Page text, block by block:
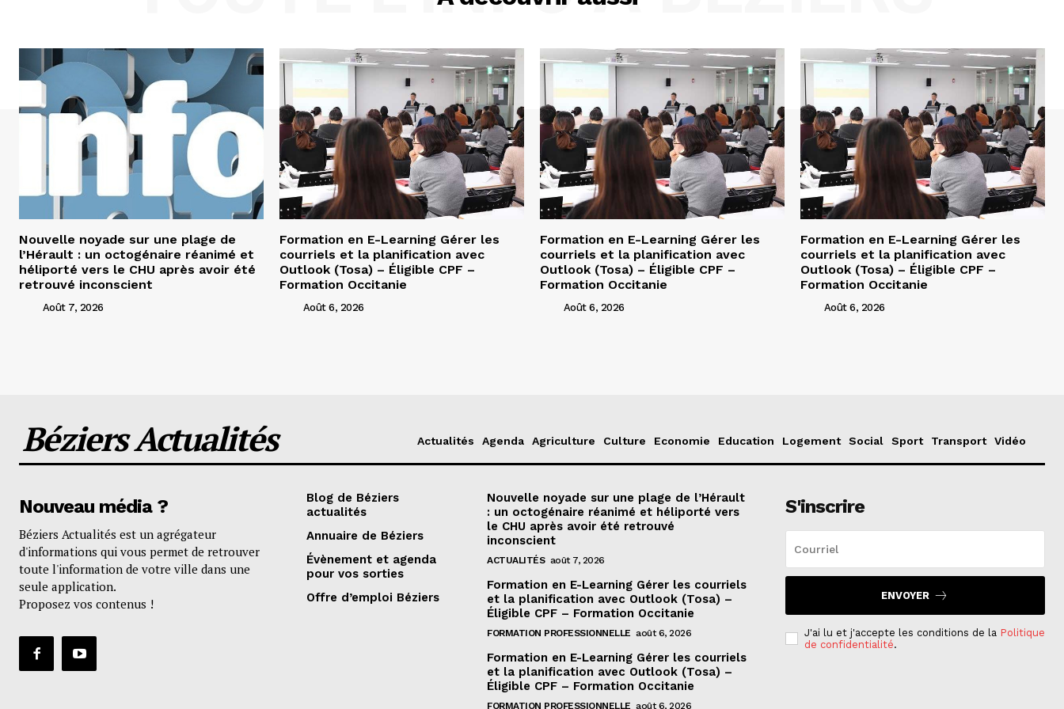
Nouvelle noyade sur une plage de
l’Hérault : un octogénaire réanimé et
héliporté vers le CHU après avoir été
retrouvé inconscient
Août 7, 2026
Formation en E-Learning Gérer les
courriels et la planification avec
Outlook (Tosa) – Éligible CPF –
Formation Occitanie
Août 6, 2026
Formation en E-Learning Gérer les
courriels et la planification avec
Outlook (Tosa) – Éligible CPF –
Formation Occitanie
Août 6, 2026
Formation en E-Learning Gérer les
courriels et la planification avec
Outlook (Tosa) – Éligible CPF –
Formation Occitanie
Août 6, 2026
Béziers Actualités Actualités Agenda Agriculture Culture Economie Education Logement Social Sport Transport Vidéo
Nouveau média ?
Béziers Actualités est un agrégateur
d'informations qui vous permet de retrouver
toute l'information de votre ville dans une
seule application.
Proposez vos contenus !
Blog de Béziers
actualités
Annuaire de Béziers
Évènement et agenda
pour vos sorties
Offre d’emploi Béziers
Nouvelle noyade sur une plage de l’Hérault
: un octogénaire réanimé et héliporté vers
le CHU après avoir été retrouvé
inconscient
ACTUALITÉS août 7, 2026
Formation en E-Learning Gérer les courriels
et la planification avec Outlook (Tosa) –
Éligible CPF – Formation Occitanie
FORMATION PROFESSIONNELLE août 6, 2026
Formation en E-Learning Gérer les courriels
et la planification avec Outlook (Tosa) –
Éligible CPF – Formation Occitanie
FORMATION PROFESSIONNELLE août 6, 2026
S'inscrire
ENVOYER
J'ai lu et j'accepte les conditions de la Politique
de confidentialité.